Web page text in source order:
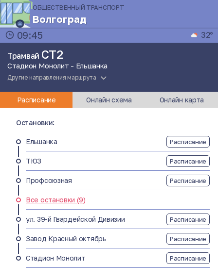
ОБЩЕСТВЕННЫЙ ТРАНСПОРТ
Волгоград
09:45
32°
Трамвай СТ2
Стадион Монолит - Ельшанка
Другие направления маршрута
Расписание Онлайн схема Онлайн карта
Остановки:
Ельшанка Расписание
ТЮЗ Расписание
Профсоюзная Расписание
Все остановки (9)
ул. 39-й Гвардейской Дивизии Расписание
Завод Красный октябрь Расписание
Стадион Монолит Расписание